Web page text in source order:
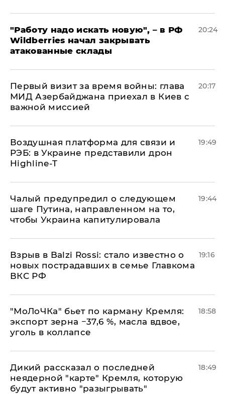
"Работу надо искать новую", – в РФ
Wildberries начал закрывать
атакованные склады
20:24
Первый визит за время войны: глава
МИД Азербайджана приехал в Киев с
важной миссией
20:17
Воздушная платформа для связи и
РЭБ: в Украине представили дрон
Highline-T
19:49
Чалый предупредил о следующем
шаге Путина, направленном на то,
чтобы Украина капитулировала
19:44
Взрыв в Balzi Rossi: стало известно о
новых пострадавших в семье Главкома
ВКС РФ
19:16
​"МоЛоЧКа" бьет по карману Кремля:
экспорт зерна −37,6 %, масла вдвое,
уголь в коллапсе
18:58
Дикий рассказал о последней
неядерной "карте" Кремля, которую
будут активно "разыгрывать"
18:49